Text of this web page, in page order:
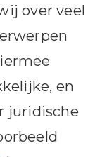
over veel
en
juridische